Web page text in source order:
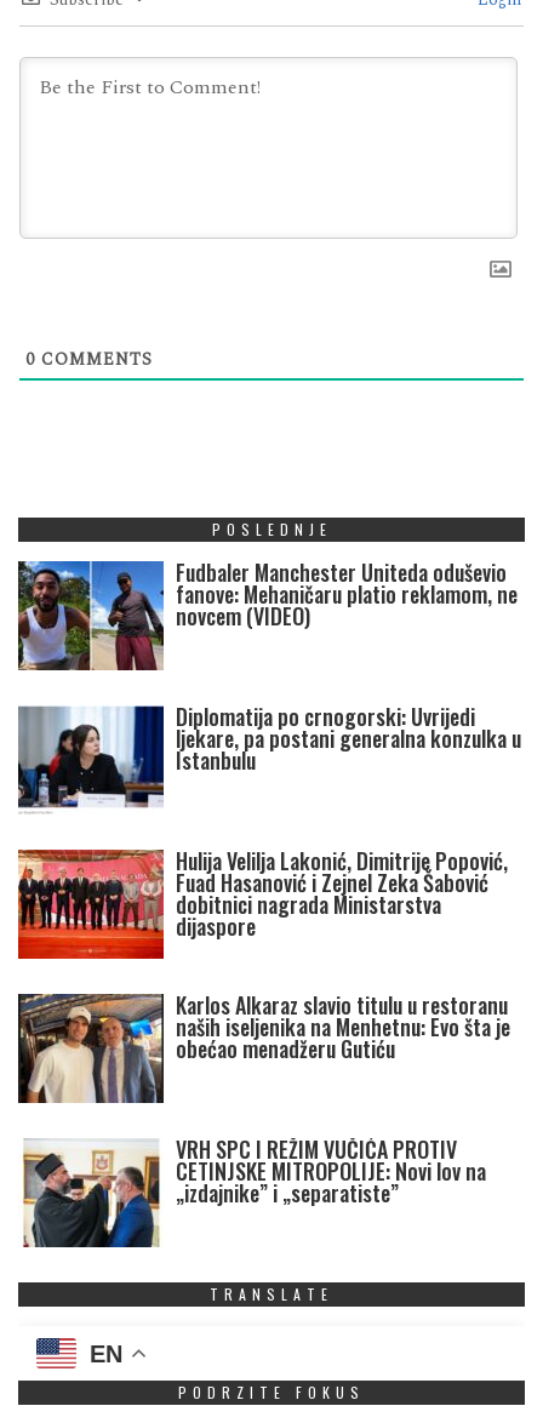
0 COMMENTS
POSLEDNJE
Fudbaler Manchester Uniteda oduševio
fanove: Mehaničaru platio reklamom, ne
novcem (VIDEO)
Diplomatija po crnogorski: Uvrijedi
ljekare, pa postani generalna konzulka u
Istanbulu
Hulija Velilja Lakonić, Dimitrije Popović,
Fuad Hasanović i Zejnel Zeka Šabović
dobitnici nagrada Ministarstva
dijaspore
Karlos Alkaraz slavio titulu u restoranu
naših iseljenika na Menhetnu: Evo šta je
obećao menadžeru Gutiću
VRH SPC I REŽIM VUČIĆA PROTIV
CETINJSKE MITROPOLIJE: Novi lov na
„izdajnike” i „separatiste”
TRANSLATE
EN
PODRZITE FOKUS